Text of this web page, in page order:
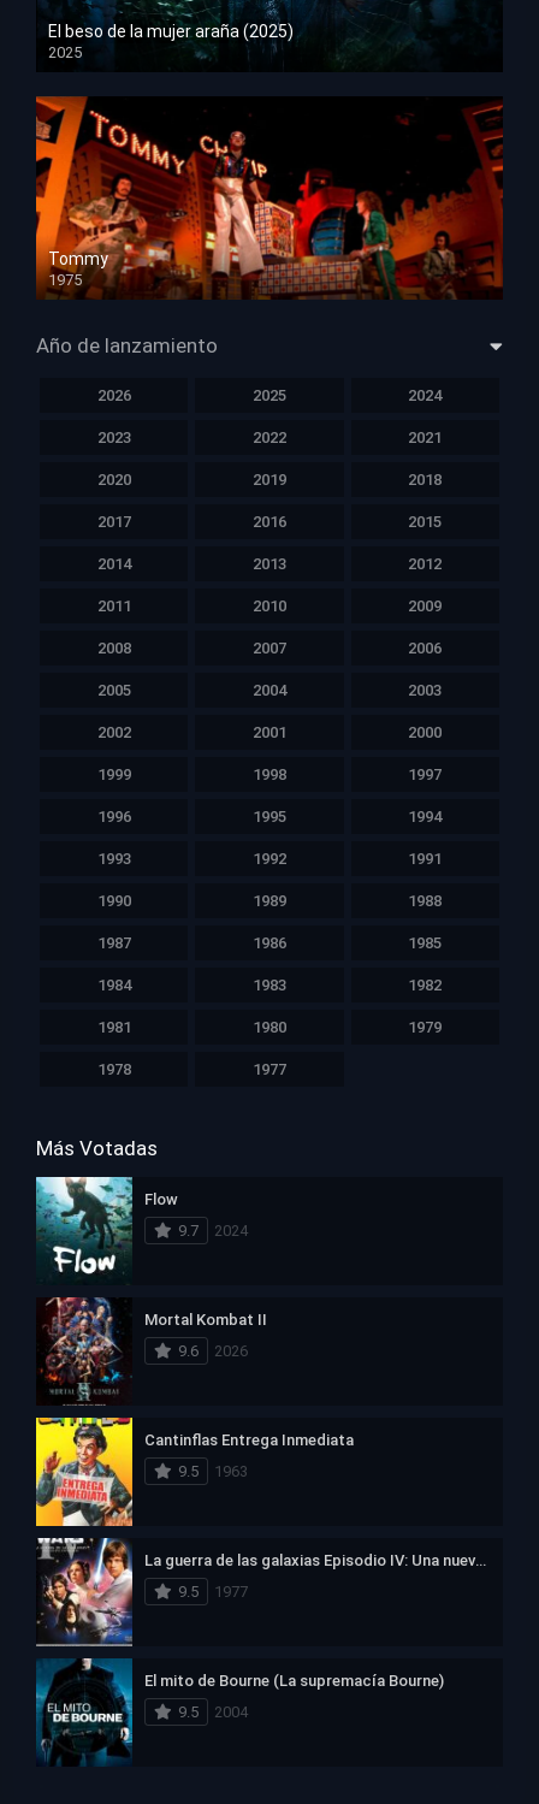
El beso de la mujer araña (2025)
2025
HD 1080p
Tommy
1975
HD 1080p
Año de lanzamiento
2026 2025 2024
2023 2022 2021
2020 2019 2018
2017 2016 2015
2014 2013 2012
2011 2010 2009
2008 2007 2006
2005 2004 2003
2002 2001 2000
1999 1998 1997
1996 1995 1994
1993 1992 1991
1990 1989 1988
1987 1986 1985
1984 1983 1982
1981 1980 1979
1978 1977
Más Votadas
Flow
9.7
2024
Mortal Kombat II
9.6
2026
Cantinflas Entrega Inmediata
9.5
1963
La guerra de las galaxias Episodio IV: Una nueva esperanza
9.5
1977
El mito de Bourne (La supremacía Bourne)
9.5
2004